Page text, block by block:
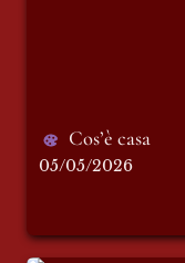
Cos’è casa
05/05/2026